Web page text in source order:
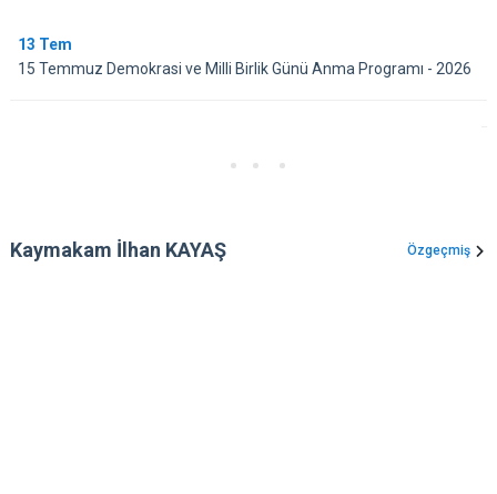
13 Tem
15 Temmuz Demokrasi ve Milli Birlik Günü Anma Programı - 2026
Kaymakam İlhan KAYAŞ Özgeçmiş